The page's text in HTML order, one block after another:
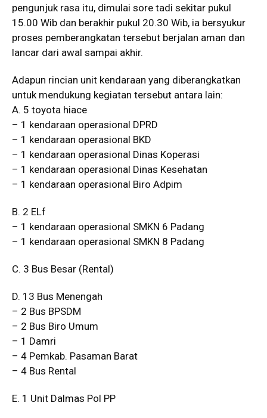
pengunjuk rasa itu, dimulai sore tadi sekitar pukul
15.00 Wib dan berakhir pukul 20.30 Wib, ia bersyukur
proses pemberangkatan tersebut berjalan aman dan
lancar dari awal sampai akhir.
Adapun rincian unit kendaraan yang diberangkatkan
untuk mendukung kegiatan tersebut antara lain:
A. 5 toyota hiace
– 1 kendaraan operasional DPRD
– 1 kendaraan operasional BKD
– 1 kendaraan operasional Dinas Koperasi
– 1 kendaraan operasional Dinas Kesehatan
– 1 kendaraan operasional Biro Adpim
B. 2 ELf
– 1 kendaraan operasional SMKN 6 Padang
– 1 kendaraan operasional SMKN 8 Padang
C. 3 Bus Besar (Rental)
D. 13 Bus Menengah
– 2 Bus BPSDM
– 2 Bus Biro Umum
– 1 Damri
– 4 Pemkab. Pasaman Barat
– 4 Bus Rental
E. 1 Unit Dalmas Pol PP